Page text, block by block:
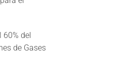
del
de Gases